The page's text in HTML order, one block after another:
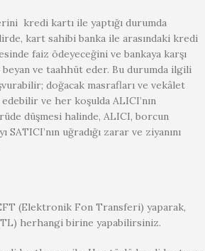
kredi kartı ile yaptığı durumda
kart sahibi banka ile arasındaki kredi
faiz ödeyeceğini ve bankaya karşı
beyan ve taahhüt eder. Bu durumda ilgili
doğacak masrafları ve vekâlet
ve her koşulda ALICI’nın
düşmesi halinde, ALICI, borcun
SATICI’nın uğradığı zarar ve ziyanını
(Elektronik Fon Transferi) yaparak,
herhangi birine yapabilirsiniz.